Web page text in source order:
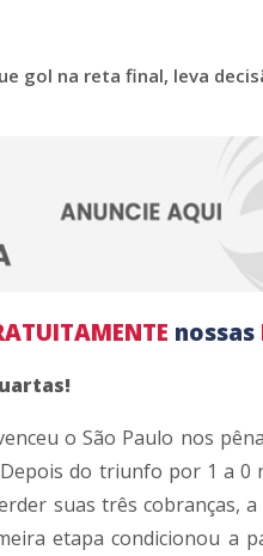
gol na reta final, leva
nossas
o São Paulo nos
do triunfo por 1 a 0
suas três cobranças,
etapa condicionou a